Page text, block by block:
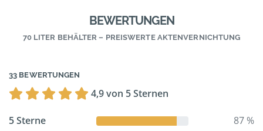
BEWERTUNGEN
70 LITER BEHÄLTER – PREISWERTE AKTENVERNICHTUNG
33 BEWERTUNGEN
4,9 von 5 Sternen
5 Sterne
87 %